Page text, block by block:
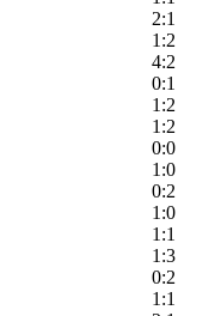
2:1
1:2
4:2
0:1
1:2
1:2
0:0
1:0
0:2
1:0
1:1
1:3
0:2
1:1